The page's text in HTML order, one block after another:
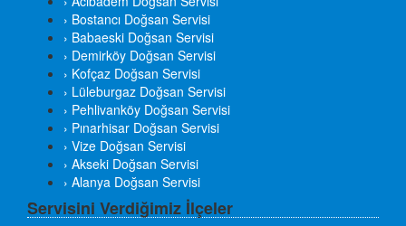
› Bostancı Doğsan Servisi
› Babaeski Doğsan Servisi
› Demirköy Doğsan Servisi
› Kofçaz Doğsan Servisi
› Lüleburgaz Doğsan Servisi
› Pehlivanköy Doğsan Servisi
› Pınarhisar Doğsan Servisi
› Vize Doğsan Servisi
› Akseki Doğsan Servisi
› Alanya Doğsan Servisi
Servisini Verdiğimiz İlçeler